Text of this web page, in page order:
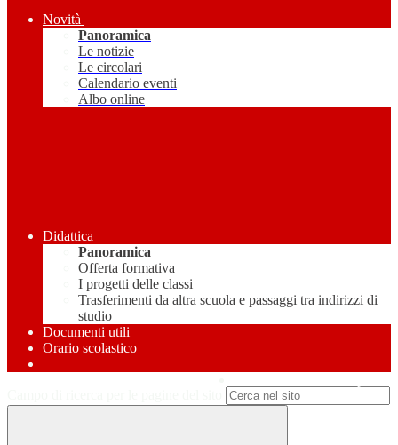
Novità
Panoramica
Le notizie
Le circolari
Calendario eventi
Albo online
Didattica
Panoramica
Offerta formativa
I progetti delle classi
Trasferimenti da altra scuola e passaggi tra indirizzi di
studio
Documenti utili
Orario scolastico